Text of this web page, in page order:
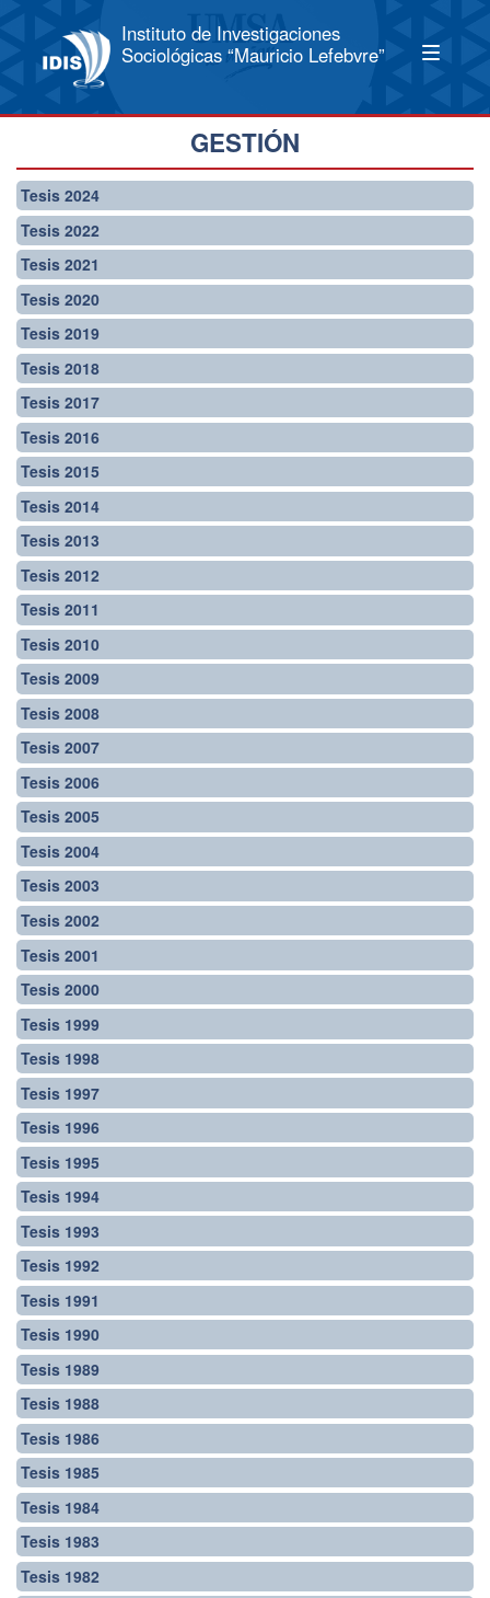
Instituto de Investigaciones
Sociológicas “Mauricio Lefebvre”
GESTIÓN
Tesis 2024
Tesis 2022
Tesis 2021
Tesis 2020
Tesis 2019
Tesis 2018
Tesis 2017
Tesis 2016
Tesis 2015
Tesis 2014
Tesis 2013
Tesis 2012
Tesis 2011
Tesis 2010
Tesis 2009
Tesis 2008
Tesis 2007
Tesis 2006
Tesis 2005
Tesis 2004
Tesis 2003
Tesis 2002
Tesis 2001
Tesis 2000
Tesis 1999
Tesis 1998
Tesis 1997
Tesis 1996
Tesis 1995
Tesis 1994
Tesis 1993
Tesis 1992
Tesis 1991
Tesis 1990
Tesis 1989
Tesis 1988
Tesis 1986
Tesis 1985
Tesis 1984
Tesis 1983
Tesis 1982